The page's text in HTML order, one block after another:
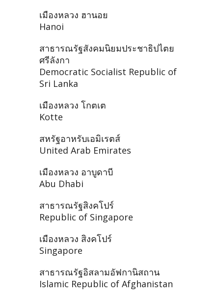
เมืองหลวง ฮานอย
Hanoi
สาธารณรัฐสังคมนิยมประชาธิปไตย
ศรีลังกา
Democratic Socialist Republic of
Sri Lanka
เมืองหลวง โกตเต
Kotte
สหรัฐอาหรับเอมิเรตส์
United Arab Emirates
เมืองหลวง อาบูดาบี
Abu Dhabi
สาธารณรัฐสิงคโปร์
Republic of Singapore
เมืองหลวง สิงคโปร์
Singapore
สาธารณรัฐอิสลามอัฟกานิสถาน
Islamic Republic of Afghanistan